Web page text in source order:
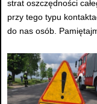
strat oszczędności
przy tego typu
do nas osób.